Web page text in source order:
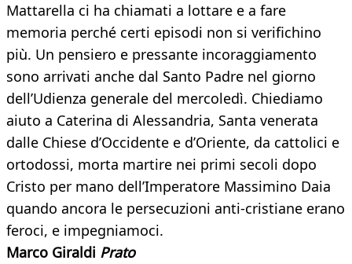
Mattarella ci ha chiamati a lottare e a fare
memoria perché certi episodi non si verifichino
più. Un pensiero e pressante incoraggiamento
sono arrivati anche dal Santo Padre nel giorno
dell’Udienza generale del mercoledì. Chiediamo
aiuto a Caterina di Alessandria, Santa venerata
dalle Chiese d’Occidente e d’Oriente, da cattolici e
ortodossi, morta martire nei primi secoli dopo
Cristo per mano dell’Imperatore Massimino Daia
quando ancora le persecuzioni anti-cristiane erano
feroci, e impegniamoci.
Marco Giraldi Prato